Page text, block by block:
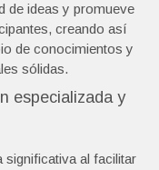
de ideas y promueve
creando así
de conocimientos y
sólidas.
especializada y
al facilitar